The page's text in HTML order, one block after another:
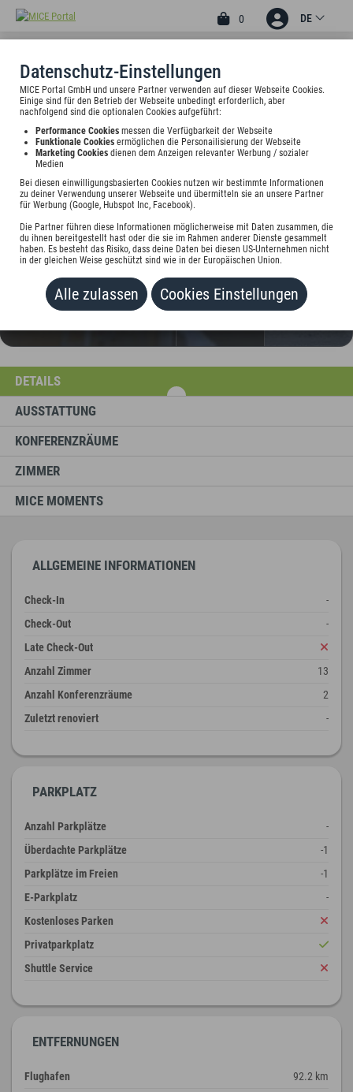
Datenschutz-Einstellungen
MICE Portal GmbH und unsere Partner verwenden auf dieser Webseite Cookies.
Einige sind für den Betrieb der Webseite unbedingt erforderlich, aber
nachfolgend sind die optionalen Cookies aufgeführt:
Performance Cookies messen die Verfügbarkeit der Webseite
Funktionale Cookies ermöglichen die Personailisierung der Webseite
Marketing Cookies dienen dem Anzeigen relevanter Werbung / sozialer
Medien
Bei diesen einwilligungsbasierten Cookies nutzen wir bestimmte Informationen
zu deiner Verwendung unserer Webseite und übermitteln sie an unsere Partner
für Werbung (Google, Hubspot Inc, Facebook).
Die Partner führen diese Informationen möglicherweise mit Daten zusammen, die
du ihnen bereitgestellt hast oder die sie im Rahmen anderer Dienste gesammelt
haben. Es besteht das Risiko, dass deine Daten bei diesen US-Unternehmen nicht
in der gleichen Weise geschützt sind wie in der Europäischen Union.
Alle zulassen Cookies Einstellungen
0 DE
3
HOTEL ALTE
FISCHEREISCHULE
ECKERNFÖRDE
Sehestedter Str. 77, 24340 Eckernförde, Deutschland
Preis auf Anfrage
HINZUFÜGEN
DETAILS
AUSSTATTUNG
KONFERENZRÄUME
ZIMMER
MICE MOMENTS
ALLGEMEINE INFORMATIONEN
Check-In
-
Check-Out
-
Late Check-Out
Anzahl Zimmer
13
Anzahl Konferenzräume
2
Zuletzt renoviert
-
PARKPLATZ
Anzahl Parkplätze
-
Überdachte Parkplätze
-1
Parkplätze im Freien
-1
E-Parkplatz
-
Kostenloses Parken
Privatparkplatz
Shuttle Service
ENTFERNUNGEN
Flughafen
92.2 km